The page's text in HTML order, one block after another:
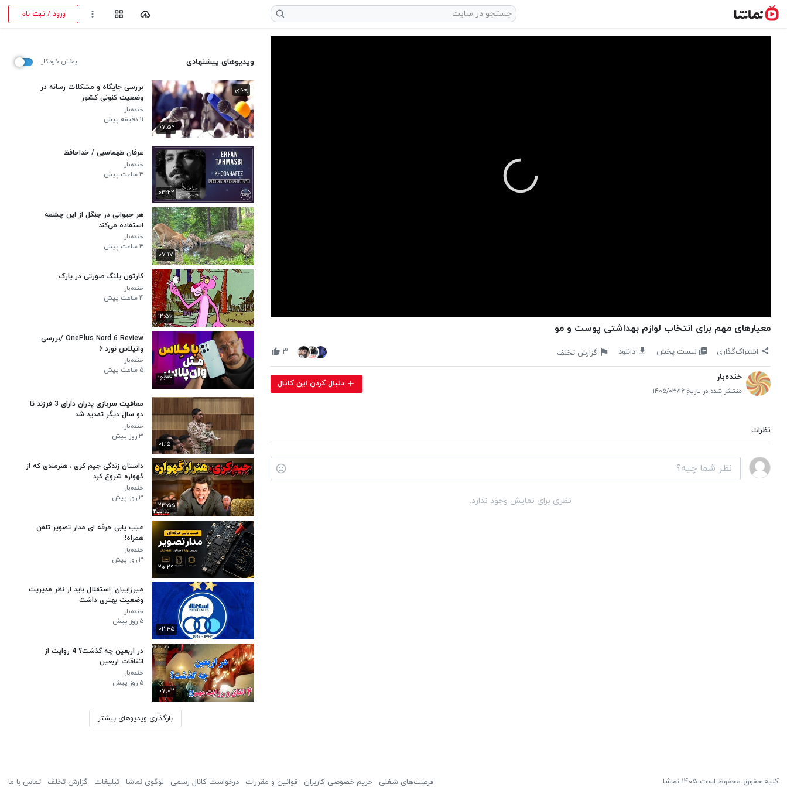
ورود / ثبت نام
معیار‌های مهم برای انتخاب لوازم بهداشتی پوست و مو
اشتراک‌گذاری لیست پخش دانلود گزارش تخلف ۳
خنده‌بار
منتشر شده در تاریخ ۱۴۰۵/۰۳/۱۶
دنبال کردن این کانال
نظرات
نظری برای نمایش وجود ندارد.
ویدیوهای پیشنهادی پخش خودکار
۰۷:۵۹
بعدی
بررسی جایگاه و مشکلات رسانه در
وضعیت کنونی کشور
خنده‌بار
۱۱ دقیقه پیش
۰۳:۲۲
عرفان طهماسبی / خداحافظ
خنده‌بار
۴ ساعت پیش
۰۷:۱۷
هر حیوانی در جنگل از این چشمه
استفاده می‌کند
خنده‌بار
۴ ساعت پیش
۱۲:۵۶
کارتون پلنگ صورتی در پارک
خنده‌بار
۴ ساعت پیش
۱۶:۳۲
OnePlus Nord 6 Review /بررسی
وانپلاس نورد ۶
خنده‌بار
۵ ساعت پیش
۰۱:۱۵
معافیت سربازی پدران دارای 3 فرزند تا
دو سال دیگر تمدید شد
خنده‌بار
۳ روز پیش
۲۳:۵۵
داستان زندگی جیم کری ، هنرمندی که از
گهواره شروع کرد
خنده‌بار
۳ روز پیش
۲۰:۲۹
عیب یابی حرفه ای مدار تصویر تلفن
همراه!
خنده‌بار
۳ روز پیش
۰۲:۴۵
میرزاییان: استقلال باید از نظر مدیریت
وضعیت بهتری داشت
خنده‌بار
۵ روز پیش
۰۷:۰۲
در اربعین چه گذشت؟ 4 روایت از
اتفاقات اربعین
خنده‌بار
۵ روز پیش
بارگذاری ویدیوهای بیشتر
کلیه حقوق محفوظ است ۱۴۰۵ نماشا فرصت‌های شغلی حریم خصوصی کاربران قوانین و مقررات درخواست کانال رسمی لوگوی نماشا تبلیغات گزارش تخلف تماس با ما